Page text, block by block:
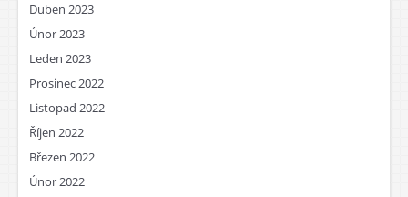
Duben 2023
Únor 2023
Leden 2023
Prosinec 2022
Listopad 2022
Říjen 2022
Březen 2022
Únor 2022